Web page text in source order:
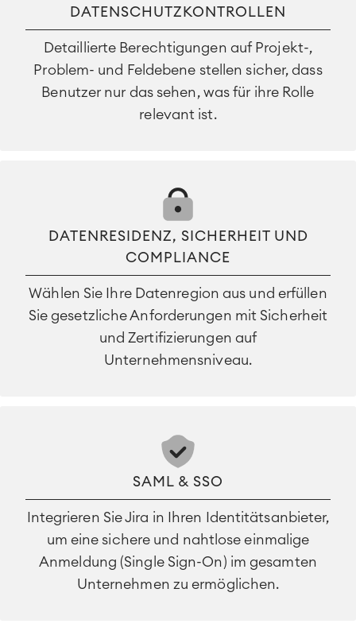
DATENSCHUTZKONTROLLEN
Detaillierte Berechtigungen auf Projekt-,
Problem- und Feldebene stellen sicher, dass
Benutzer nur das sehen, was für ihre Rolle
relevant ist.
DATENRESIDENZ, SICHERHEIT UND
COMPLIANCE
Wählen Sie Ihre Datenregion aus und erfüllen
Sie gesetzliche Anforderungen mit Sicherheit
und Zertifizierungen auf
Unternehmensniveau.
SAML & SSO
Integrieren Sie Jira in Ihren Identitätsanbieter,
um eine sichere und nahtlose einmalige
Anmeldung (Single Sign-On) im gesamten
Unternehmen zu ermöglichen.